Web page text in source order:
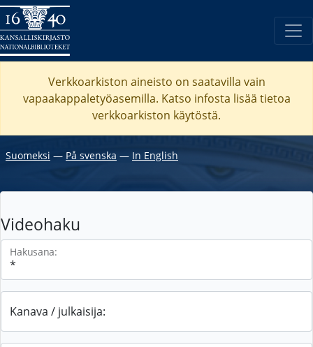
Verkkoarkiston aineisto on saatavilla vain
vapaakappaletyöasemilla. Katso infosta lisää tietoa
verkkoarkiston käytöstä.
Suomeksi ― På svenska ― In English
Videohaku
Hakusana:
Kanava / julkaisija: